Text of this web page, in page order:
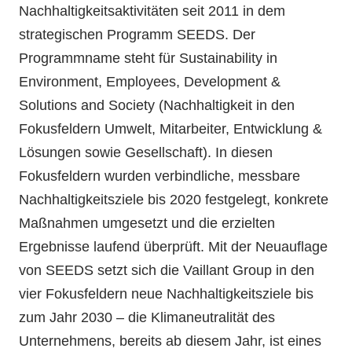
Nachhaltigkeitsaktivitäten seit 2011 in dem
strategischen Programm SEEDS. Der
Programmname steht für Sustainability in
Environment, Employees, Development &
Solutions and Society (Nachhaltigkeit in den
Fokusfeldern Umwelt, Mitarbeiter, Entwicklung &
Lösungen sowie Gesellschaft). In diesen
Fokusfeldern wurden verbindliche, messbare
Nachhaltigkeitsziele bis 2020 festgelegt, konkrete
Maßnahmen umgesetzt und die erzielten
Ergebnisse laufend überprüft. Mit der Neuauflage
von SEEDS setzt sich die Vaillant Group in den
vier Fokusfeldern neue Nachhaltigkeitsziele bis
zum Jahr 2030 – die Klimaneutralität des
Unternehmens, bereits ab diesem Jahr, ist eines